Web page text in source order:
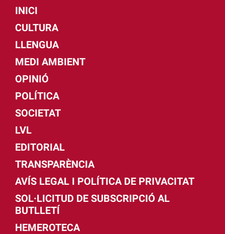
INICI
CULTURA
LLENGUA
MEDI AMBIENT
OPINIÓ
POLÍTICA
SOCIETAT
LVL
EDITORIAL
TRANSPARÈNCIA
AVÍS LEGAL I POLÍTICA DE PRIVACITAT
SOL·LICITUD DE SUBSCRIPCIÓ AL
BUTLLETÍ
HEMEROTECA